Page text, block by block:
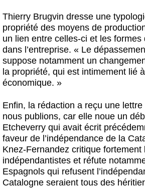
Thierry Brugvin dresse une
propriété des moyens de
un lien entre celles-ci et les formes
dans l’entreprise. « Le
suppose notamment un
la propriété, qui est intimement lié
économique. »
Enfin, la rédaction a reçu une lettre
nous publions, car elle noue un
Etcheverry qui avait écrit
faveur de l’indépendance de la
Knez-Fernandez critique fortement
indépendantistes et réfute
Espagnols qui refusent
Catalogne seraient tous des